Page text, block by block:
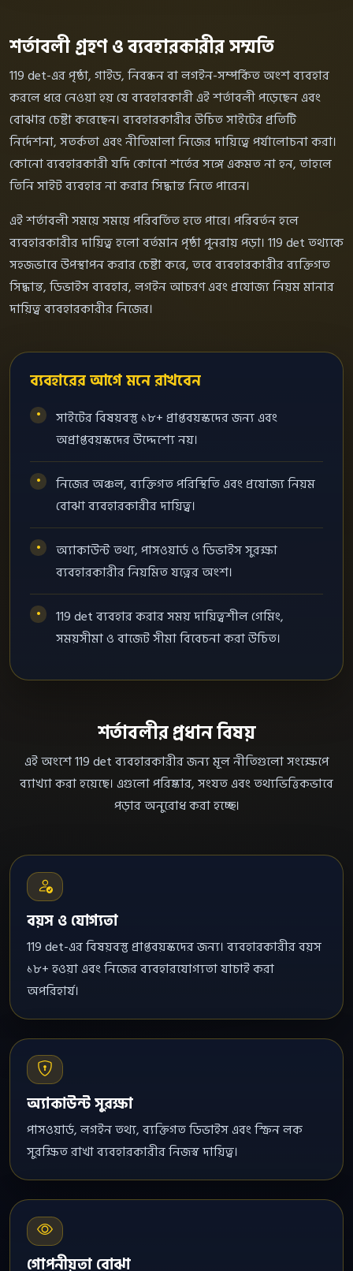
শর্তাবলী গ্রহণ ও ব্যবহারকারীর সম্মতি
119 det-এর পৃষ্ঠা, গাইড, নিবন্ধন বা লগইন-সম্পর্কিত অংশ ব্যবহার
করলে ধরে নেওয়া হয় যে ব্যবহারকারী এই শর্তাবলী পড়েছেন এবং
বোঝার চেষ্টা করেছেন। ব্যবহারকারীর উচিত সাইটের প্রতিটি
নির্দেশনা, সতর্কতা এবং নীতিমালা নিজের দায়িত্বে পর্যালোচনা করা।
কোনো ব্যবহারকারী যদি কোনো শর্তের সঙ্গে একমত না হন, তাহলে
তিনি সাইট ব্যবহার না করার সিদ্ধান্ত নিতে পারেন।
এই শর্তাবলী সময়ে সময়ে পরিবর্তিত হতে পারে। পরিবর্তন হলে
ব্যবহারকারীর দায়িত্ব হলো বর্তমান পৃষ্ঠা পুনরায় পড়া। 119 det তথ্যকে
সহজভাবে উপস্থাপন করার চেষ্টা করে, তবে ব্যবহারকারীর ব্যক্তিগত
সিদ্ধান্ত, ডিভাইস ব্যবহার, লগইন আচরণ এবং প্রযোজ্য নিয়ম মানার
দায়িত্ব ব্যবহারকারীর নিজের।
ব্যবহারের আগে মনে রাখবেন
সাইটের বিষয়বস্তু ১৮+ প্রাপ্তবয়স্কদের জন্য এবং
অপ্রাপ্তবয়স্কদের উদ্দেশ্যে নয়।
নিজের অঞ্চল, ব্যক্তিগত পরিস্থিতি এবং প্রযোজ্য নিয়ম
বোঝা ব্যবহারকারীর দায়িত্ব।
অ্যাকাউন্ট তথ্য, পাসওয়ার্ড ও ডিভাইস সুরক্ষা
ব্যবহারকারীর নিয়মিত যত্নের অংশ।
119 det ব্যবহার করার সময় দায়িত্বশীল গেমিং,
সময়সীমা ও বাজেট সীমা বিবেচনা করা উচিত।
শর্তাবলীর প্রধান বিষয়
এই অংশে 119 det ব্যবহারকারীর জন্য মূল নীতিগুলো সংক্ষেপে
ব্যাখ্যা করা হয়েছে। এগুলো পরিষ্কার, সংযত এবং তথ্যভিত্তিকভাবে
পড়ার অনুরোধ করা হচ্ছে।
বয়স ও যোগ্যতা
119 det-এর বিষয়বস্তু প্রাপ্তবয়স্কদের জন্য। ব্যবহারকারীর বয়স
১৮+ হওয়া এবং নিজের ব্যবহারযোগ্যতা যাচাই করা
অপরিহার্য।
অ্যাকাউন্ট সুরক্ষা
পাসওয়ার্ড, লগইন তথ্য, ব্যক্তিগত ডিভাইস এবং স্ক্রিন লক
সুরক্ষিত রাখা ব্যবহারকারীর নিজস্ব দায়িত্ব।
গোপনীয়তা বোঝা